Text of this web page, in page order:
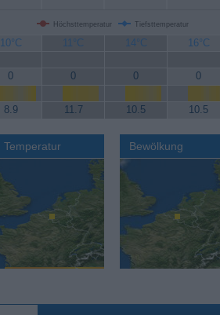
Höchsttemperatur Tiefsttemperatur
10°C 11°C 14°C 16°C
0 0 0 0
8.9 11.7 10.5 10.5
Temperatur Bewölkung